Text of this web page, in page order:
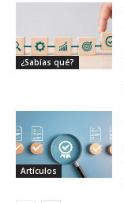
¿Sabías qué?
Artículos